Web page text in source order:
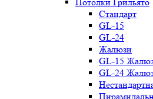
Стандарт
GL-15
GL-24
Жалюзи
GL-15
GL-24